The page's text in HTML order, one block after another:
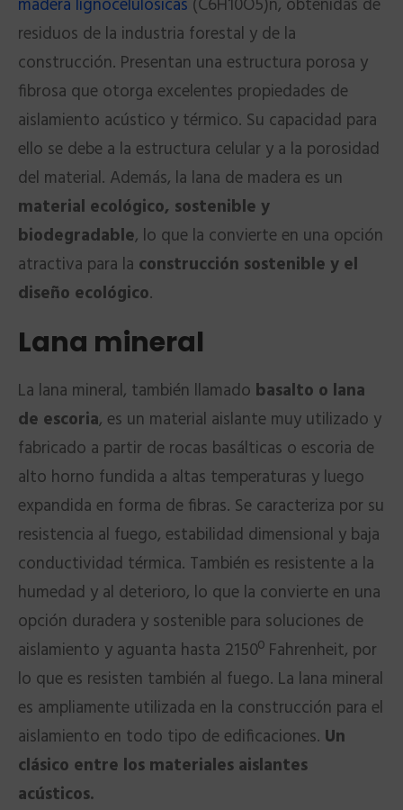
madera lignocelulósicas (C6H10O5)n, obtenidas de
residuos de la industria forestal y de la
construcción. Presentan una estructura porosa y
fibrosa que otorga excelentes propiedades de
aislamiento acústico y térmico. Su capacidad para
ello se debe a la estructura celular y a la porosidad
del material. Además, la lana de madera es un
material ecológico, sostenible y
biodegradable, lo que la convierte en una opción
atractiva para la construcción sostenible y el
diseño ecológico.
Lana mineral
La lana mineral, también llamado basalto o lana
de escoria, es un material aislante muy utilizado y
fabricado a partir de rocas basálticas o escoria de
alto horno fundida a altas temperaturas y luego
expandida en forma de fibras. Se caracteriza por su
resistencia al fuego, estabilidad dimensional y baja
conductividad térmica. También es resistente a la
humedad y al deterioro, lo que la convierte en una
opción duradera y sostenible para soluciones de
aislamiento y aguanta hasta 2150º Fahrenheit, por
lo que es resisten también al fuego. La lana mineral
es ampliamente utilizada en la construcción para el
aislamiento en todo tipo de edificaciones. Un
clásico entre los materiales aislantes
acústicos.